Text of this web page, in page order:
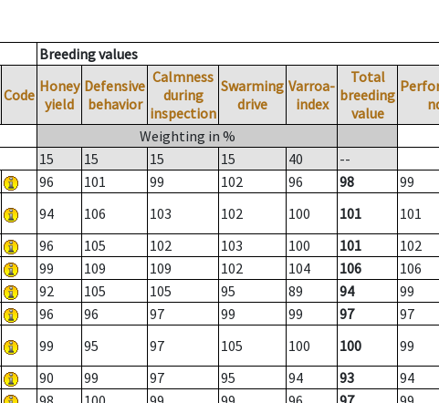
Breeding values
Code Honey
yield
Defensive
behavior
Calmness
during
inspection
Swarming
drive
Varroa-
index
Total
breeding
value
Weighting in %
15
15 15 15 40
--
96 101 99 102 96 98
99
94 106 103 102 100 101
101
96 105 102 103 100 101
102
99 109 109 102 104 106
106
92 105 105 95 89 94
99
96 96 97 99 99 97
97
99 95 97 105 100 100
99
90 99 97 95 94 93
94